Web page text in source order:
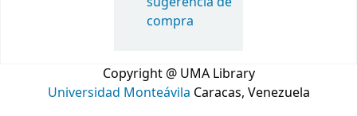
compra
Copyright @ UMA Library
Universidad Monteávila Caracas, Venezuela